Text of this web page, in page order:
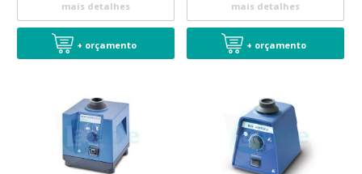
mais detalhes
+ orçamento
mais detalhes
+ orçamento